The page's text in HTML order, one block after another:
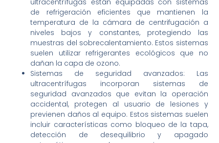
ultracentrífugas están equipadas con sistemas
de refrigeración eficientes que mantienen la
temperatura de la cámara de centrifugación a
niveles bajos y constantes, protegiendo las
muestras del sobrecalentamiento. Estos sistemas
suelen utilizar refrigerantes ecológicos que no
dañan la capa de ozono.
Sistemas de seguridad avanzados: Las
ultracentrífugas incorporan sistemas de
seguridad avanzados que evitan la operación
accidental, protegen al usuario de lesiones y
previenen daños al equipo. Estos sistemas suelen
incluir características como bloqueo de la tapa,
detección de desequilibrio y apagado